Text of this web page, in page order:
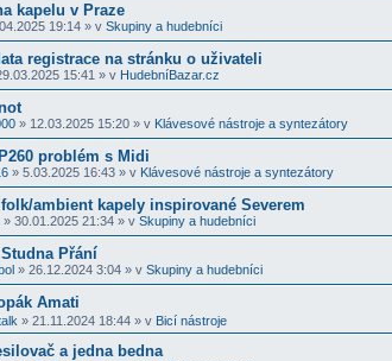
kapelu v Praze
19:14 » v Skupiny a hudebníci
registrace na stránku o uživateli
15:41 » v HudebníBazar.cz
» 12.03.2025 15:20 » v Klávesové nástroje a syntezátory
problém s Midi
» 5.03.2025 16:43 » v Klávesové nástroje a syntezátory
ambient kapely inspirované Severem
» 30.01.2025 21:34 » v Skupiny a hudebníci
Přání
» 26.12.2024 3:04 » v Skupiny a hudebníci
Amati
» 21.11.2024 18:44 » v Bicí nástroje
a jedna bedna